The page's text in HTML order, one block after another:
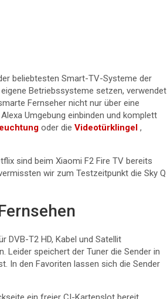
beliebtesten Smart-TV-Systeme der
Betriebssysteme setzen, verwendet
Fernseher nicht nur über eine
Umgebung einbinden und komplett
oder die Videotürklingel ,
sind beim Xiaomi F2 Fire TV bereits
wir zum Testzeitpunkt die Sky Q
DVB-T2 HD, Kabel und Satellit
Leider speichert der Tuner die Sender in
In den Favoriten lassen sich die Sender